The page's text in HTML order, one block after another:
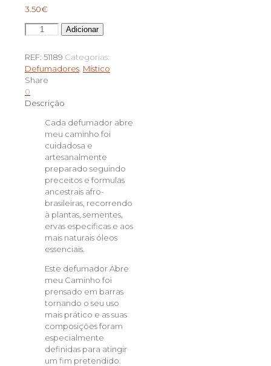
3.50€
Quantidade
de
o
meu
Caminho
-
Defumador
Adicionar
REF: 51189 Categorias:
Defumadores Místico
Share
0
Descrição
Cada defumador abre
meu caminho foi
cuidadosa e
artesanalmente
preparado seguindo
preceitos e formulas
ancestrais afro-
brasileiras, recorrendo
à plantas, sementes,
ervas especificas e aos
mais naturais óleos
essenciais.
Este defumador Abre
meu Caminho foi
prensado em barras
tornando o seu uso
mais prático e as suas
composições foram
especialmente
definidas para atingir
um fim pretendido.